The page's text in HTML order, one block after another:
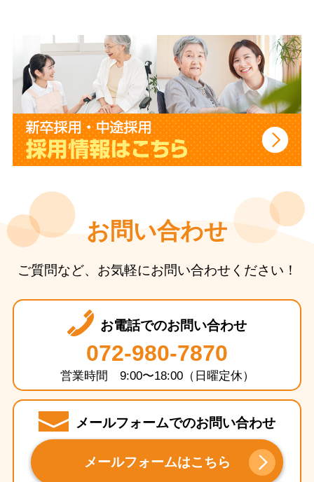
お問い合わせ
ご質問など、お気軽にお問い合わせください！
お電話でのお問い合わせ
072-980-7870
営業時間 9:00〜18:00（日曜定休）
メールフォームでのお問い合わせ
メールフォームはこちら